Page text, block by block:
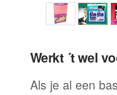
Werkt ´t wel
Als je al een